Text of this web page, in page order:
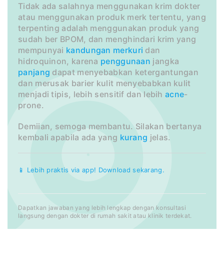
Tidak ada salahnya menggunakan krim dokter
atau menggunakan produk merk tertentu, yang
terpenting adalah menggunakan produk yang
sudah ber BPOM, dan menghindari krim yang
mempunyai kandungan merkuri dan
hidroquinon, karena penggunaan jangka
panjang dapat menyebabkan ketergantungan
dan merusak barier kulit menyebabkan kulit
menjadi tipis, lebih sensitif dan lebihacne-
prone.
Demiian, semoga membantu. Silakan bertanya
kembali apabila ada yang kurang jelas.
📱 Lebih praktis via app! Download sekarang.
Dapatkan jawaban yang lebih lengkap dengan konsultasi
langsung dengan dokter di rumah sakit atau klinik terdekat.